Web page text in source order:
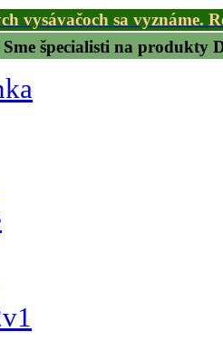
vysávačoch sa vyznáme.
Sme špecialisti na produkty